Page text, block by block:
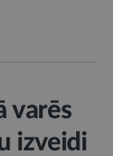
varēs
izveidi